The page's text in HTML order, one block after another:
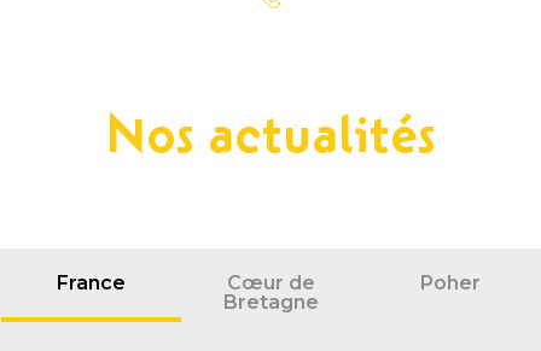
Nos actualités
France
Cœur de
Bretagne
Poher